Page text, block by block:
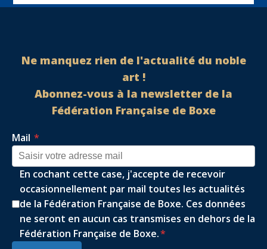
Ne manquez rien de l'actualité du noble
art !
Abonnez-vous à la newsletter de la
Fédération Française de Boxe
Mail *
En cochant cette case, j'accepte de recevoir
occasionnellement par mail toutes les actualités
de la Fédération Française de Boxe. Ces données
ne seront en aucun cas transmises en dehors de la
Fédération Française de Boxe.*